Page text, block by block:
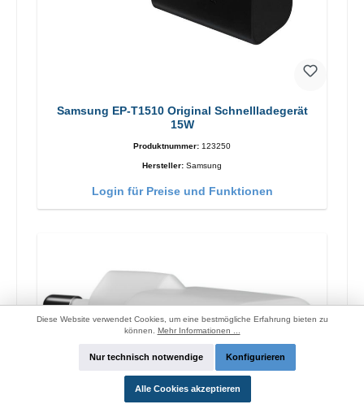
Samsung EP-T1510 Original Schnellladegerät
15W
Produktnummer: 123250
Hersteller: Samsung
Login für Preise und Funktionen
Diese Website verwendet Cookies, um eine bestmögliche Erfahrung bieten zu
können. Mehr Informationen ...
Nur technisch notwendige Konfigurieren
Alle Cookies akzeptieren